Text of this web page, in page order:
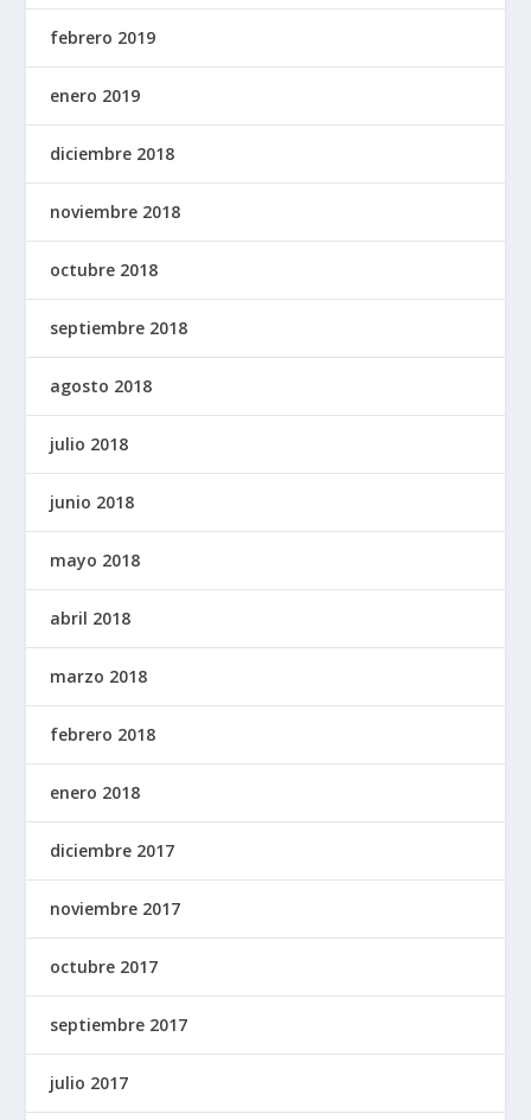
febrero 2019
enero 2019
diciembre 2018
noviembre 2018
octubre 2018
septiembre 2018
agosto 2018
julio 2018
junio 2018
mayo 2018
abril 2018
marzo 2018
febrero 2018
enero 2018
diciembre 2017
noviembre 2017
octubre 2017
septiembre 2017
julio 2017